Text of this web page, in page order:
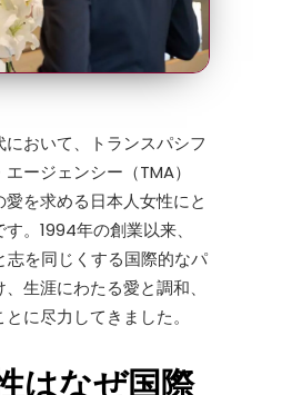
おいて、トランスパシフ
ージェンシー（TMA）
を求める日本人女性にと
。1994年の創業以来、
志を同じくする国際的なパ
生涯にわたる愛と調和、
に尽力してきました。
はなぜ国際